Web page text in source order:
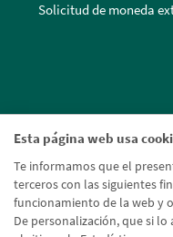
Esta página web usa
Te informamos que el
terceros con las siguientes
funcionamiento de la web y
De personalización, que si
Solicitud de moneda